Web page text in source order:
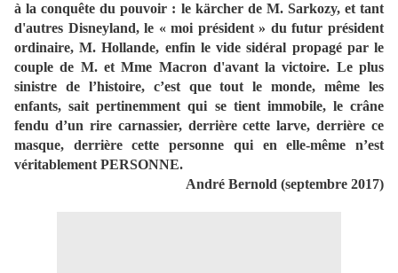
à la conquête du pouvoir : le kärcher de M. Sarkozy, et tant
d'autres Disneyland, le « moi président » du futur président
ordinaire, M. Hollande, enfin le vide sidéral propagé par le
couple de M. et Mme Macron d'avant la victoire. Le plus
sinistre de l’histoire, c’est que tout le monde, même les
enfants, sait pertinemment qui se tient immobile, le crâne
fendu d’un rire carnassier, derrière cette larve, derrière ce
masque, derrière cette personne qui en elle-même n’est
véritablement PERSONNE.
André Bernold (septembre 2017)